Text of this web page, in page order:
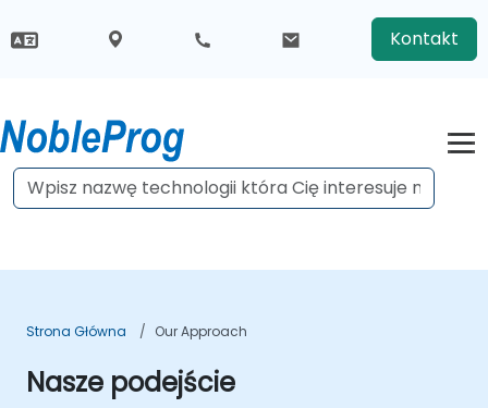
Kontakt
Strona Główna Our Approach
Nasze podejście